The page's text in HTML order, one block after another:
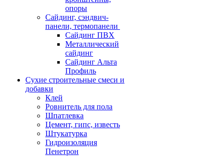
опоры
Cайдинг, сэндвич-
панели, термопанели
Сайдинг ПВХ
Металлический
сайдинг
Сайдинг Альта
Профиль
Сухие строительные смеси и
добавки
Клей
Ровнитель для пола
Шпатлевка
Цемент, гипс, известь
Штукатурка
Гидроизоляция
Пенетрон